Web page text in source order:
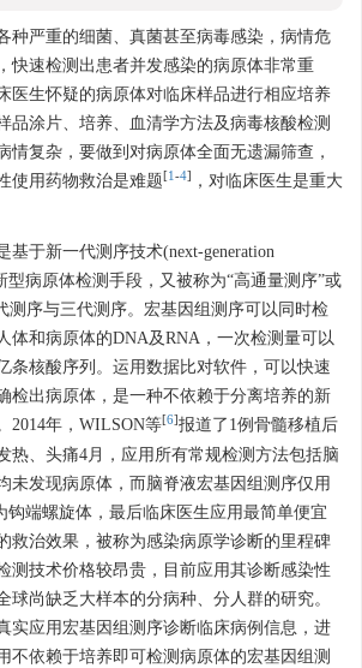
种严重的细菌、真菌甚至病毒感染，病情危
快速检测出患者并发感染的病原体非常重
医生怀疑的病原体对临床样品进行相应培养
品涂片、培养、血清学方法及病毒核酸检测
情复杂，要做到对病原体全面无遗漏筛查，
使用药物救治是难题[1-4]
，对临床医生是重大
基于新一代测序技术(next-generation
型病原体检测手段，又被称为“高通量测序”或
测序与三代测序。宏基因组测序可以同时检
体和病原体的DNA及RNA，一次检测量可以
条核酸序列。运用数据比对软件，可以快速
检出病原体，是一种不依赖于分离培养的新
2014年，WILSON等[6]报道了1例骨髓移植后
热、头痛4月，应用所有常规检测方法包括脑
未发现病原体，而脑脊液宏基因组测序仅用
钩端螺旋体，最后临床医生应用最简单便宜
救治效果，被称为感染病原学诊断的里程碑
测技术价格较昂贵，目前应用其诊断感染性
球尚缺乏大样本的分病种、分人群的研究。
实应用宏基因组测序诊断临床病例信息，进
不依赖于培养即可检测病原体的宏基因组测